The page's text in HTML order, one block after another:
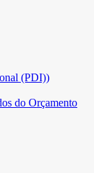
(PDI))
do Orçamento